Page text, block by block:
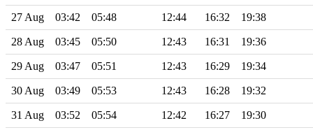
27 Aug 03:42 05:48 12:44 16:32 19:38
28 Aug 03:45 05:50 12:43 16:31 19:36
29 Aug 03:47 05:51 12:43 16:29 19:34
30 Aug 03:49 05:53 12:43 16:28 19:32
31 Aug 03:52 05:54 12:42 16:27 19:30